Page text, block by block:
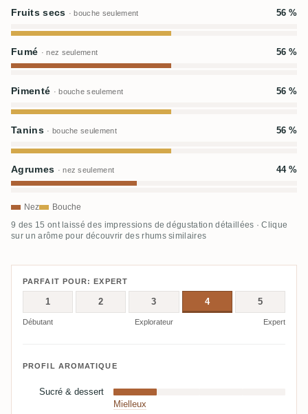
Fruits secs · bouche seulement 56 %
Fumé · nez seulement 56 %
Pimenté · bouche seulement 56 %
Tanins · bouche seulement 56 %
Agrumes · nez seulement 44 %
Nez Bouche
9 des 15 ont laissé des impressions de dégustation détaillées · Clique
sur un arôme pour découvrir des rhums similaires
PARFAIT POUR: EXPERT
1 2 3 4 5
Débutant Explorateur Expert
PROFIL AROMATIQUE
Sucré & dessert
Mielleux